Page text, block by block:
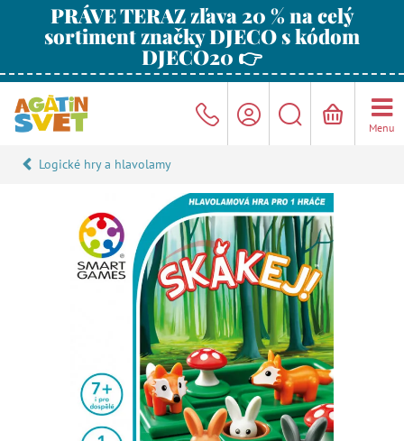
PRÁVE TERAZ zľava 20 % na celý
sortiment značky DJECO s kódom
DJECO20 👉
Menu
Logické hry a hlavolamy